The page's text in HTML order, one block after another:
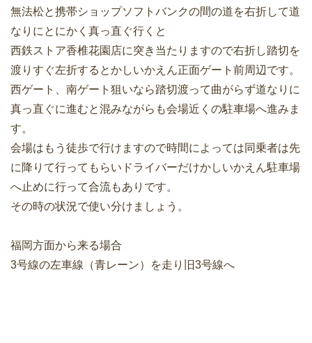
無法松と携帯ショップソフトバンクの間の道を右折して道
なりにとにかく真っ直ぐ行くと
西鉄ストア香椎花園店に突き当たりますので右折し踏切を
渡りすぐ左折するとかしいかえん正面ゲート前周辺です。
西ゲート、南ゲート狙いなら踏切渡って曲がらず道なりに
真っ直ぐに進むと混みながらも会場近くの駐車場へ進みま
す。
会場はもう徒歩で行けますので時間によっては同乗者は先
に降りて行ってもらいドライバーだけかしいかえん駐車場
へ止めに行って合流もありです。
その時の状況で使い分けましょう。
福岡方面から来る場合
3号線の左車線（青レーン）を走り旧3号線へ